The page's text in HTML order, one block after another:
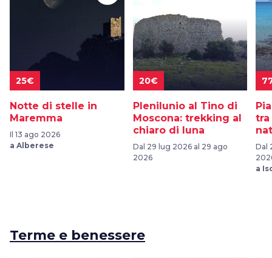
25€
Notte di stelle in
Maremma
Il 13 ago 2026
a Alberese
20€
Plenilunio al Tino di
Moscona: trekking al
chiaro di luna
Dal 29 lug 2026 al 29 ago
2026
tra
Dal
a
Terme e benessere